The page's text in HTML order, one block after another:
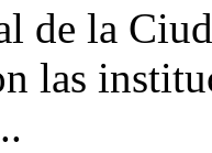
de la
las